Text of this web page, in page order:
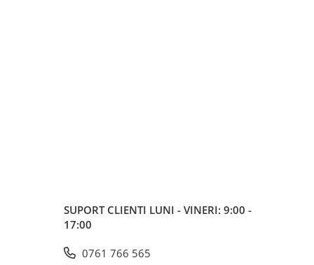
SUPORT CLIENTI LUNI - VINERI: 9:00 -
17:00
0761 766 565